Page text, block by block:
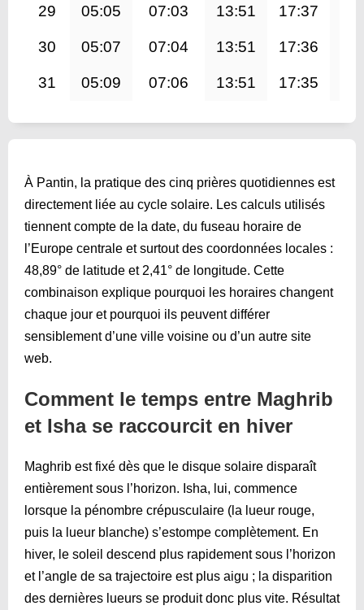
29 05:05 07:03 13:51 17:37
30 05:07 07:04 13:51 17:36
31 05:09 07:06 13:51 17:35
À Pantin, la pratique des cinq prières quotidiennes est
directement liée au cycle solaire. Les calculs utilisés
tiennent compte de la date, du fuseau horaire de
l’Europe centrale et surtout des coordonnées locales :
48,89° de latitude et 2,41° de longitude. Cette
combinaison explique pourquoi les horaires changent
chaque jour et pourquoi ils peuvent différer
sensiblement d’une ville voisine ou d’un autre site
web.
Comment le temps entre Maghrib
et Isha se raccourcit en hiver
Maghrib est fixé dès que le disque solaire disparaît
entièrement sous l’horizon. Isha, lui, commence
lorsque la pénombre crépusculaire (la lueur rouge,
puis la lueur blanche) s’estompe complètement. En
hiver, le soleil descend plus rapidement sous l’horizon
et l’angle de sa trajectoire est plus aigu ; la disparition
des dernières lueurs se produit donc plus vite. Résultat